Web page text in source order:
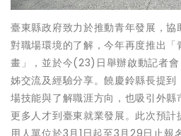
臺東縣政府致力於推動青年發展，
對職場環境的了解，今年再度推出
畫」，並於今(23)日舉辦啟動記者
姊交流及經驗分享。饒慶鈴縣長提
場技能與了解職涯方向，也吸引外
更多人才到臺東就業發展。此次預